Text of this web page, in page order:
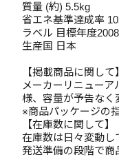
質量 (約) 5.5kg
省エネ基準達成率
ラベル 目標年度
生産国 日本
【掲載商品に関して】
メーカーリニュー
様、容量が予告なく
※商品パッケージの
【在庫数に関して】
在庫数は日々変動し
発送準備の段階で商